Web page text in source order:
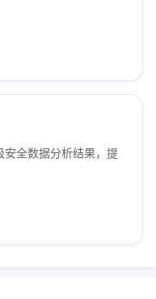
全数据分析结果，提